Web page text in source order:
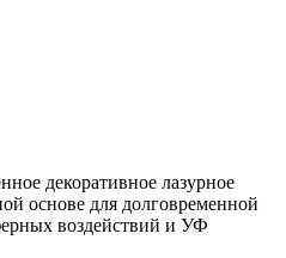
декоративное лазурное
основе для долговременной
воздействий и УФ